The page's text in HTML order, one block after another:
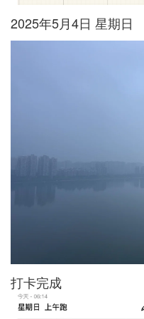
2025年5月4日 星期日
打卡完成